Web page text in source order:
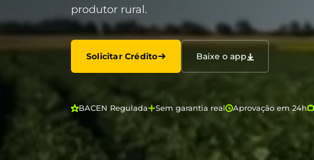
produtor rural.
Solicitar Crédito Baixe o app
BACEN Regulada Sem garantia real Aprovação em 24h